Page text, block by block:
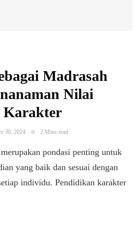
Madrasah
Nilai
Karakter
30, 2024 2 Mins read
pondasi penting untuk
yang baik dan sesuai dengan
individu. Pendidikan karakter